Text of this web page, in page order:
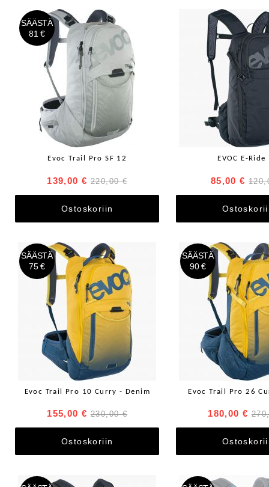
SÄÄSTÄ
81 €
Evoc Trail Pro SF 12
139,00 € 220,00 €
Ostoskoriin
EVOC E-Ride
85,00 €
SÄÄSTÄ
75 €
Evoc Trail Pro 10 Curry - Denim
155,00 € 230,00 €
Ostoskoriin
SÄÄSTÄ
90 €
Evoc Trail Pro 26
180,00 €